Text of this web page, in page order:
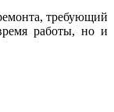
требующий
работы, но и